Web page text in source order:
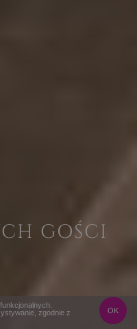
GOŚCI
zgodnie z
OK